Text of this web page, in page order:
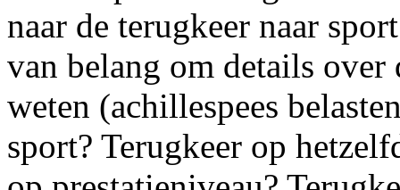
naar de terugkeer naar
van belang om details over
weten (achillespees
sport? Terugkeer op